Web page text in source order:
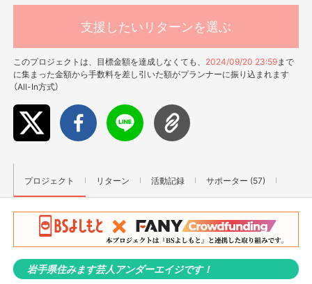
支援したいリターンを選ぶ
このプロジェクトは、目標金額を達成しなくても、 2024/09/20 23:59まで
に集まった金額から手数料を差し引いた額がプランナーに振り込まれます
（All-In方式）
プロジェクト リターン 活動記録 サポーター (57)
岩手県住みます芸人アンダーエイジです！